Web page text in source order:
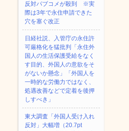
反対パブコメが殺到 ※実
際は3年で永住申請できた
穴を塞ぐ改正
日経社説、入管庁の永住許
可厳格化を猛批判「永住外
国人の生活保護受給をなく
す目的、外国人の意欲をそ
がないか懸念」「外国人を
一時的な労働力ではなく、
処遇改善などで定着を後押
しすべき」
東大調査「外国人受け入れ
反対」大幅増（20.7pt